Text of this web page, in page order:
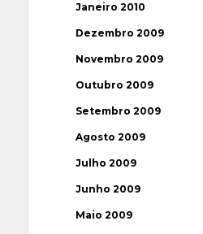
Janeiro 2010
Dezembro 2009
Novembro 2009
Outubro 2009
Setembro 2009
Agosto 2009
Julho 2009
Junho 2009
Maio 2009